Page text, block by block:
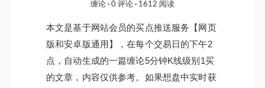
缠论
0 评论 1612 阅读
本文是基于网站会员的买点推送服务【网页
版和安卓版通用】，在每个交易日的下午2
点，自动生成的一篇缠论5分钟K线级别1买
的文章，内容仅供参考。如果想盘中实时获